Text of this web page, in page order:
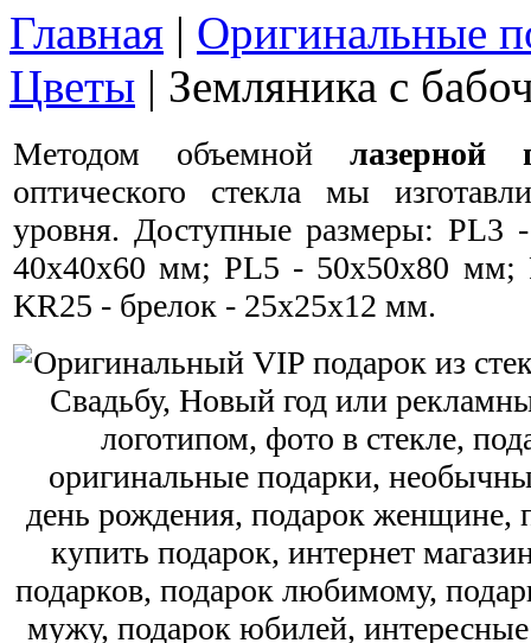
Главная | Оригинальные
Цветы | Земляника с
Методом объемной лазерной
оптического стекла мы
уровня. Доступные размеры:
40x40x60 мм; PL5 - 50x50x80 мм;
KR25 - брелок - 25x25x12 мм.